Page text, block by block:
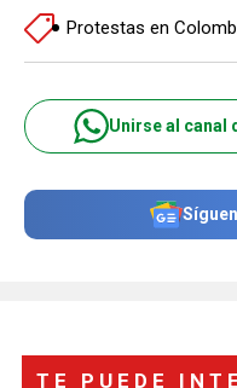
Protestas en
Unirse al canal
TE PUEDE